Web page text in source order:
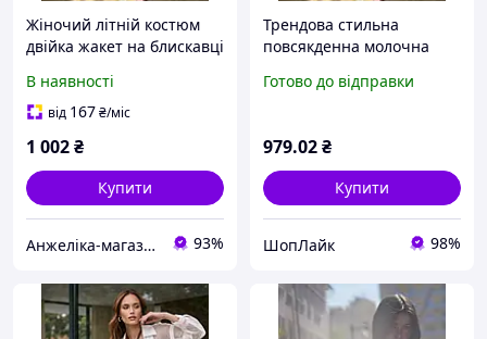
Жіночий літній костюм
двійка жакет на блискавці
молочний 42-44
Ananzelika
В наявності
від 167₴/міс
1 002₴
Купити
Анжеліка-магазин 93%
Трендова стильна
повсякденна молочна
оверсайз жакет на
Готово до відправки
979.02₴
Купити
ШопЛайк 98%